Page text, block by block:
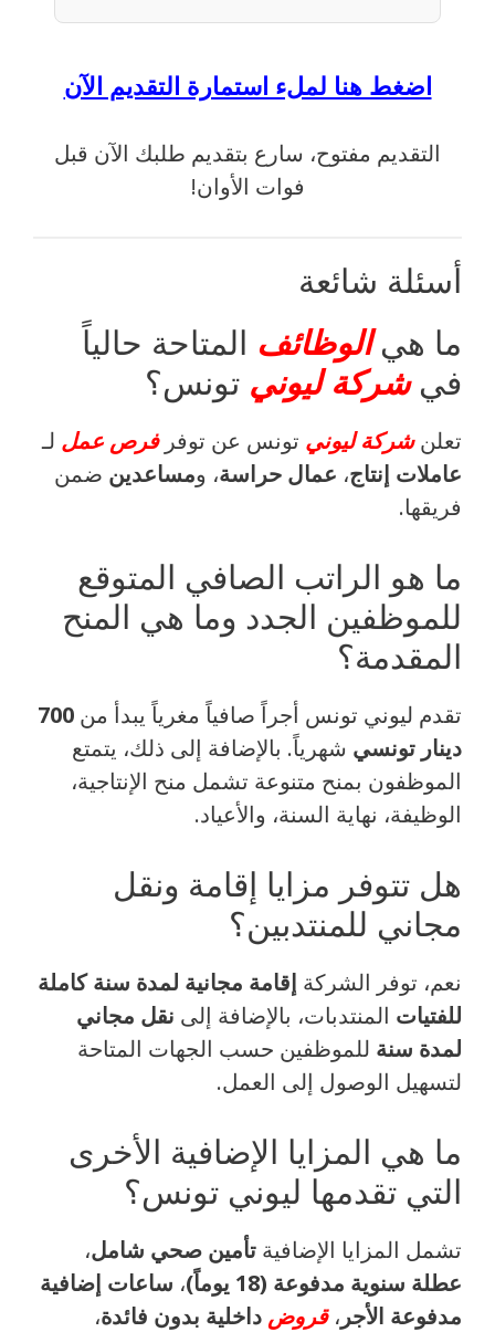
اضغط هنا لملء استمارة التقديم الآن
التقديم مفتوح، سارع بتقديم طلبك الآن قبل
فوات الأوان!
أسئلة شائعة
ما هيالوظائف المتاحة حالياً
فيشركة ليوني تونس؟
تعلنشركة ليوني تونس عن توفرفرص عمل لـ
عاملات إنتاج، عمال حراسة، ومساعدين ضمن
فريقها.
ما هو الراتب الصافي المتوقع
للموظفين الجدد وما هي المنح
المقدمة؟
تقدم ليوني تونس أجراً صافياً مغرياً يبدأ من 700
دينار تونسي شهرياً. بالإضافة إلى ذلك، يتمتع
الموظفون بمنح متنوعة تشمل منح الإنتاجية،
الوظيفة، نهاية السنة، والأعياد.
هل تتوفر مزايا إقامة ونقل
مجاني للمنتدبين؟
نعم، توفر الشركة إقامة مجانية لمدة سنة كاملة
للفتيات المنتدبات، بالإضافة إلى نقل مجاني
لمدة سنة للموظفين حسب الجهات المتاحة
لتسهيل الوصول إلى العمل.
ما هي المزايا الإضافية الأخرى
التي تقدمها ليوني تونس؟
تشمل المزايا الإضافية تأمين صحي شامل،
عطلة سنوية مدفوعة (18 يوماً)
، ساعات إضافية
مدفوعة الأجر ،قروض داخلية بدون فائدة،